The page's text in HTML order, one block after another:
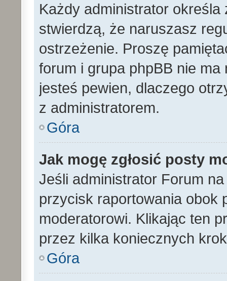
Każdy administrator
stwierdzą, że naruszasz
ostrzeżenie. Proszę
forum i grupa phpBB nie
jesteś pewien, dlaczego
z administratorem.
Góra
Jak mogę zgłosić posty
Jeśli administrator Forum
przycisk raportowania obok
moderatorowi. Klikając ten
przez kilka koniecznych
Góra